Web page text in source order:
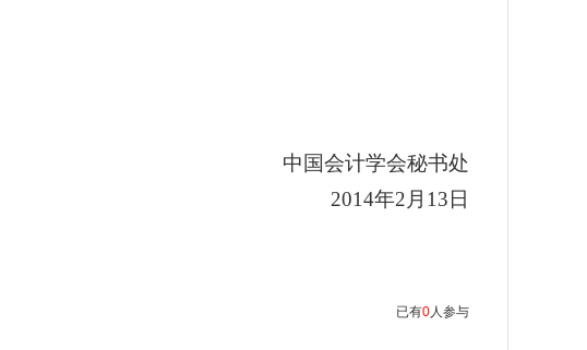
中国会计学会秘书处
2014年2 月13日
已有0人参与